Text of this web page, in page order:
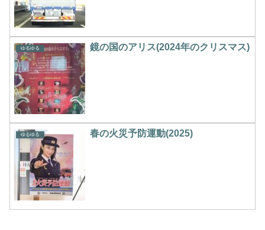
ゆるゆる 鏡の国のアリス(2024年のクリスマス)
ゆるゆる 春の火災予防運動(2025)